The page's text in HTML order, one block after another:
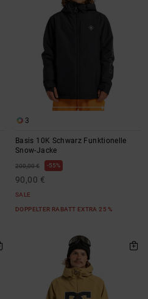
3
Basis 10K Schwarz Funktionelle
Snow-Jacke
200,00 € 55%
90,00 €
SALE
DOPPELTER RABATT EXTRA 25 %